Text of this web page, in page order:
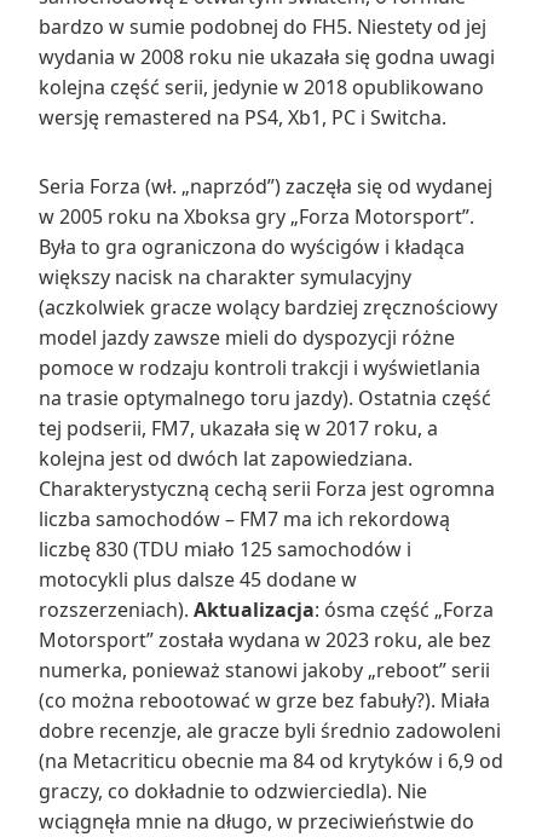
bardzo w sumie podobnej do FH5. Niestety od jej
wydania w 2008 roku nie ukazała się godna uwagi
kolejna część serii, jedynie w 2018 opublikowano
wersję remastered na PS4, Xb1, PC i Switcha.
Seria Forza (wł. „naprzód”) zaczęła się od wydanej
w 2005 roku na Xboksa gry „Forza Motorsport”.
Była to gra ograniczona do wyścigów i kładąca
większy nacisk na charakter symulacyjny
(aczkolwiek gracze wolący bardziej zręcznościowy
model jazdy zawsze mieli do dyspozycji różne
pomoce w rodzaju kontroli trakcji i wyświetlania
na trasie optymalnego toru jazdy). Ostatnia część
tej podserii, FM7, ukazała się w 2017 roku, a
kolejna jest od dwóch lat zapowiedziana.
Charakterystyczną cechą serii Forza jest ogromna
liczba samochodów – FM7 ma ich rekordową
liczbę 830 (TDU miało 125 samochodów i
motocykli plus dalsze 45 dodane w
rozszerzeniach). Aktualizacja: ósma część „Forza
Motorsport” została wydana w 2023 roku, ale bez
numerka, ponieważ stanowi jakoby „reboot” serii
(co można rebootować w grze bez fabuły?). Miała
dobre recenzje, ale gracze byli średnio zadowoleni
(na Metacriticu obecnie ma 84 od krytyków i 6,9 od
graczy, co dokładnie to odzwierciedla). Nie
wciągnęła mnie na długo, w przeciwieństwie do